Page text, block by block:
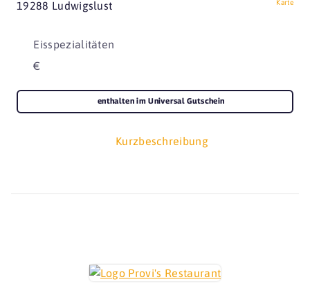
19288 Ludwigslust Karte
Eisspezialitäten
€
Kurzbeschreibung
enthalten im Universal Gutschein